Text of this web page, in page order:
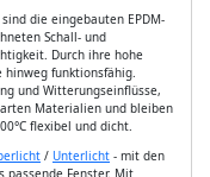
die eingebauten EPDM-
Schall- und
Durch ihre hohe
hinweg funktionsfähig.
und Witterungseinflüsse,
Materialien und bleiben
flexibel und dicht.
/ Unterlicht - mit den